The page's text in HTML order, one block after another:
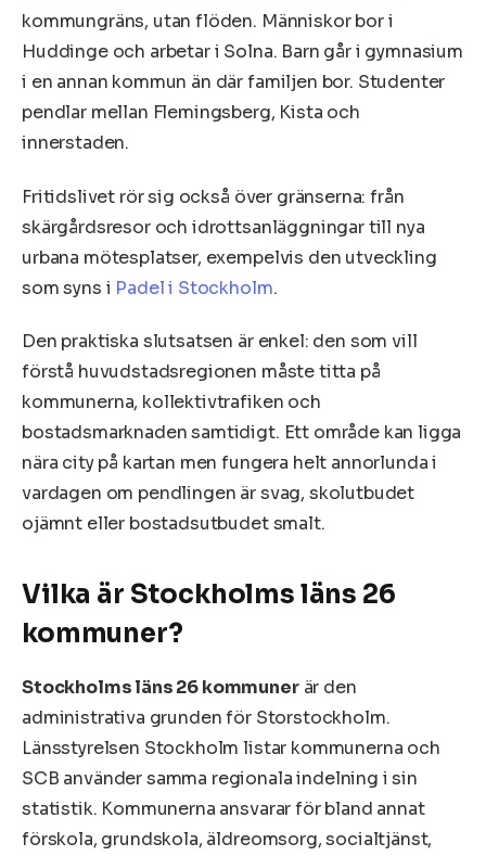
kommungräns, utan flöden. Människor bor i
Huddinge och arbetar i Solna. Barn går i gymnasium
i en annan kommun än där familjen bor. Studenter
pendlar mellan Flemingsberg, Kista och
innerstaden.
Fritidslivet rör sig också över gränserna: från
skärgårdsresor och idrottsanläggningar till nya
urbana mötesplatser, exempelvis den utveckling
som syns i Padel i Stockholm.
Den praktiska slutsatsen är enkel: den som vill
förstå huvudstadsregionen måste titta på
kommunerna, kollektivtrafiken och
bostadsmarknaden samtidigt. Ett område kan ligga
nära city på kartan men fungera helt annorlunda i
vardagen om pendlingen är svag, skolutbudet
ojämnt eller bostadsutbudet smalt.
Vilka är Stockholms läns 26
kommuner?
Stockholms läns 26 kommunerär den
administrativa grunden för Storstockholm.
Länsstyrelsen Stockholm listar kommunerna och
SCB använder samma regionala indelning i sin
statistik. Kommunerna ansvarar för bland annat
förskola, grundskola, äldreomsorg, socialtjänst,